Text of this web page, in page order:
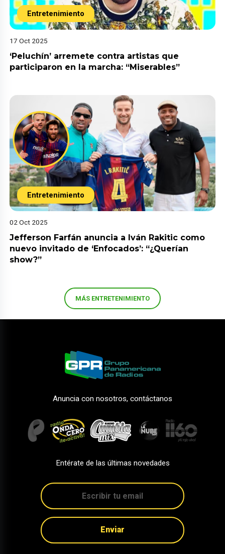
Entretenimiento
17 Oct 2025
‘Peluchín’ arremete contra artistas que
participaron en la marcha: “Miserables”
Entretenimiento
02 Oct 2025
Jefferson Farfán anuncia a Iván Rakitic como
nuevo invitado de ‘Enfocados’: “¿Querían
show?”
MÁS ENTRETENIMIENTO
Anuncia con nosotros, contáctanos
Entérate de las últimas novedades
Enviar